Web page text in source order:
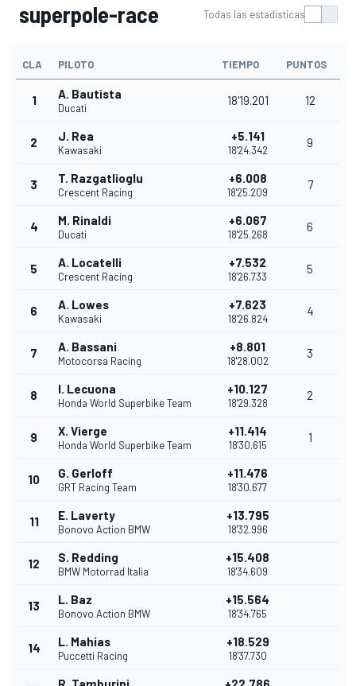
superpole-race Todas las estadísticas
CLA PILOTO TIEMPO PUNTOS
1 A. Bautista
Ducati
18'19.201 12
2 J. Rea
Kawasaki
+5.141
18'24.342
9
3 T. Razgatlioglu
Crescent Racing
+6.008
18'25.209
7
4 M. Rinaldi
Ducati
+6.067
18'25.268
6
5 A. Locatelli
Crescent Racing
+7.532
18'26.733
5
6 A. Lowes
Kawasaki
+7.623
18'26.824
4
7 A. Bassani
Motocorsa Racing
+8.801
18'28.002
3
8 I. Lecuona
Honda World Superbike Team
+10.127
18'29.328
2
9 X. Vierge
Honda World Superbike Team
+11.414
18'30.615
1
10 G. Gerloff
GRT Racing Team
+11.476
18'30.677
11 E. Laverty
Bonovo Action BMW
+13.795
18'32.996
12 S. Redding
BMW Motorrad Italia
+15.408
18'34.609
13 L. Baz
Bonovo Action BMW
+15.564
18'34.765
14 L. Mahias
Puccetti Racing
+18.529
18'37.730